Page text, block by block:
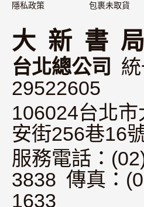
隱私政策
包裹未取貨
大 新 書 局
台北總公司
29522605
106024台北市
安街256巷16
服務電話：
3838 傳真：
1633